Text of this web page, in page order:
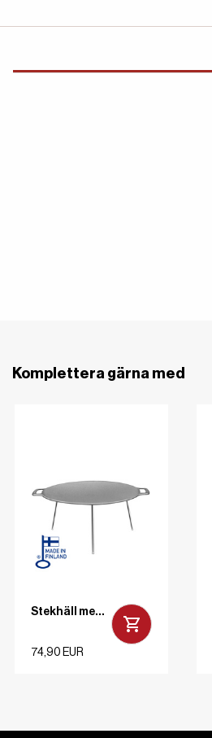
Komplettera gärna med
Stekhäll med ben Varmvalsat stål 48 cm
74,90 EUR